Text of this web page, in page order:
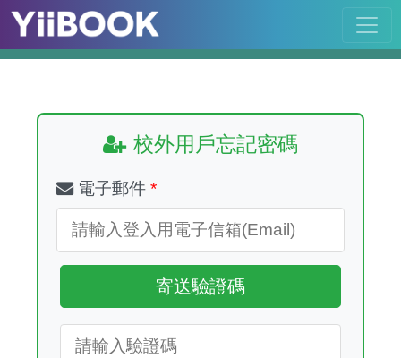
校外用戶忘記密碼
電子郵件*
寄送驗證碼